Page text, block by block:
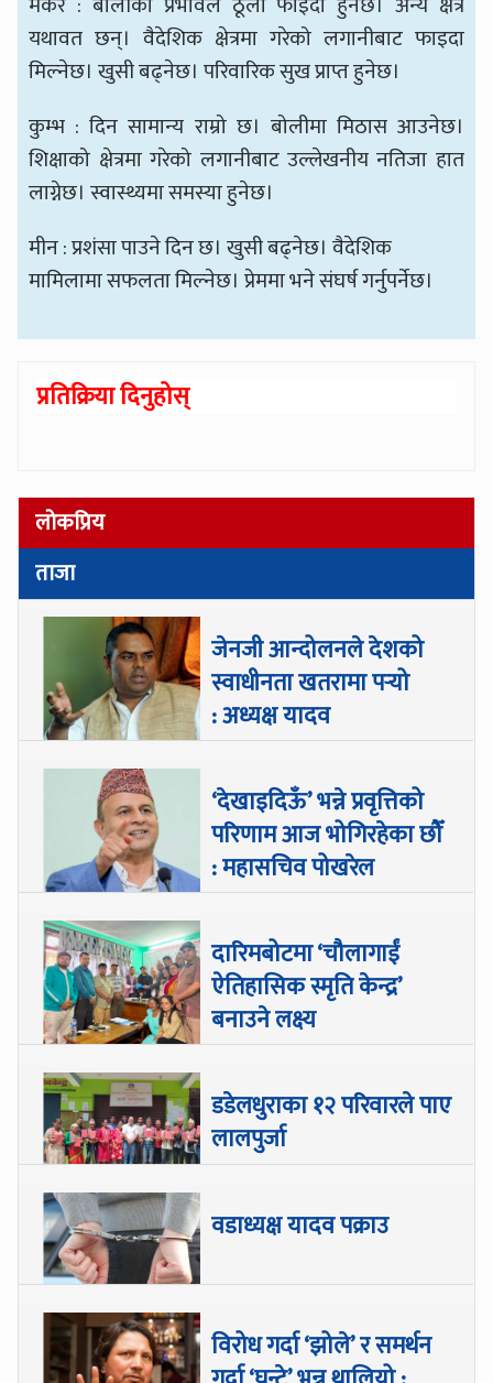
यथावत छन्। वैदेशिक क्षेत्रमा गरेको लगानीबाट फाइदा
मिल्नेछ। खुसी बढ्नेछ। परिवारिक सुख प्राप्त हुनेछ।
कुम्भ : दिन सामान्य राम्रो छ। बोलीमा मिठास आउनेछ।
शिक्षाको क्षेत्रमा गरेको लगानीबाट उल्लेखनीय नतिजा हात
लाग्नेछ। स्वास्थ्यमा समस्या हुनेछ।
मीन : प्रशंसा पाउने दिन छ। खुसी बढ्नेछ। वैदेशिक
मामिलामा सफलता मिल्नेछ। प्रेममा भने संघर्ष गर्नुपर्नेछ।
प्रतिक्रिया दिनुहोस्
लोकप्रिय
ताजा
जेनजी आन्दोलनले देशको
स्वाधीनता खतरामा पर्‍यो
: अध्यक्ष यादव
‘देखाइदिऊँ’ भन्ने प्रवृत्तिको
परिणाम आज भोगिरहेका छौँ
: महासचिव पोखरेल
दारिमबोटमा ‘चौलागाईं
ऐतिहासिक स्मृति केन्द्र’
बनाउने लक्ष्य
डडेलधुराका १२ परिवारले पाए
लालपुर्जा
वडाध्यक्ष यादव पक्राउ
विरोध गर्दा ‘झोले’ र समर्थन